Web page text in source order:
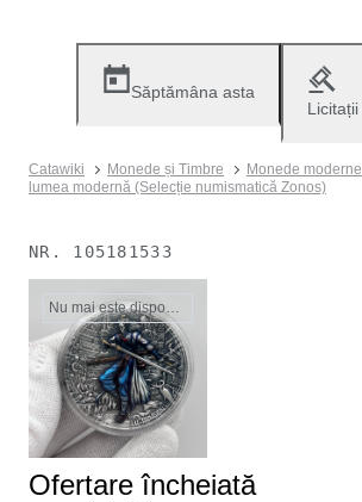
Săptămâna asta
Licitații
Catawiki Monede și Timbre Monede moderne
lumea modernă (Selecție numismatică Zonos)
NR. 105181533
Nu mai este disponibil
Ofertare încheiată